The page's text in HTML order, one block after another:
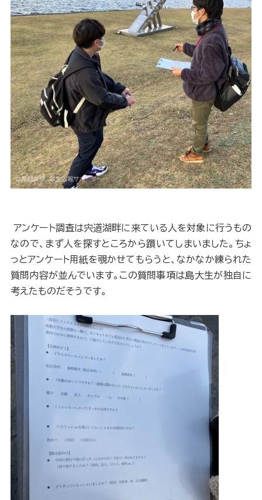
アンケート調査は宍道湖畔に来ている人を対象に行うもの
なので、まず人を探すところから躓いてしまいました。ちょ
っとアンケート用紙を覗かせてもらうと、なかなか練られた
質問内容が並んでいます。この質問事項は島大生が独自に
考えたものだそうです。